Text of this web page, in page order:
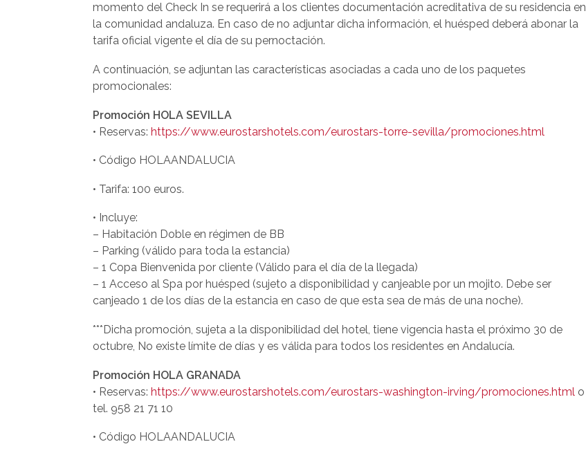
momento del Check In se requerirá a los clientes documentación acreditativa de su residencia en
la comunidad andaluza. En caso de no adjuntar dicha información, el huésped deberá abonar la
tarifa oficial vigente el día de su pernoctación.
A continuación, se adjuntan las características asociadas a cada uno de los paquetes
promocionales:
Promoción HOLA SEVILLA
• Reservas: https://www.eurostarshotels.com/eurostars-torre-sevilla/promociones.html
• Código HOLAANDALUCIA
• Tarifa: 100 euros.
• Incluye:
– Habitación Doble en régimen de BB
– Parking (válido para toda la estancia)
– 1 Copa Bienvenida por cliente (Válido para el día de la llegada)
– 1 Acceso al Spa por huésped (sujeto a disponibilidad y canjeable por un mojito. Debe ser
canjeado 1 de los días de la estancia en caso de que esta sea de más de una noche).
***Dicha promoción, sujeta a la disponibilidad del hotel, tiene vigencia hasta el próximo 30 de
octubre, No existe límite de días y es válida para todos los residentes en Andalucía.
Promoción HOLA GRANADA
• Reservas: https://www.eurostarshotels.com/eurostars-washington-irving/promociones.html o
tel. 958 21 71 10
• Código HOLAANDALUCIA